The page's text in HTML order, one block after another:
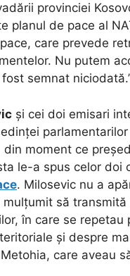
provinciei
planul de pace al
care prevede
Nu putem
semnat
și cei doi emisari
moment ce
le-a spus celor doi
. Milosevic nu a
să transmită
în care se repetau
și despre
care aveau